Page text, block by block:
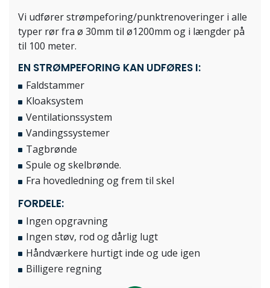
​Vi udfører strømpeforing/punktrenoveringer i alle
typer rør fra ø 30mm til ø1200mm og i længder på
til 100 meter.
EN STRØMPEFORING KAN UDFØRES I:
Faldstammer
Kloaksystem
​Ventilationssystem
Vandingssystemer
Tagbrønde
Spule og skelbrønde.
Fra hovedledning og frem til skel
FORDELE:
Ingen opgravning
Ingen støv, rod og dårlig lugt
Håndværkere hurtigt inde og ude igen
Billigere regning